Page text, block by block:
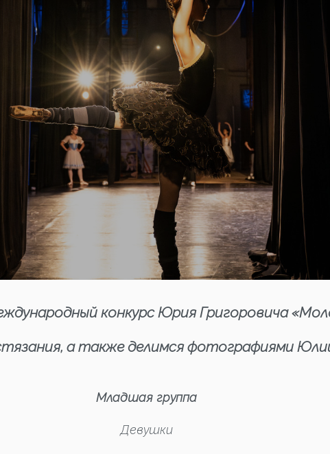
конкурс Юрия Григоровича
а также делимся фотографиями
Младшая группа
Девушки